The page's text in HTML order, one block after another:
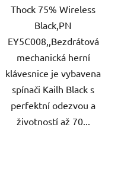
Thock 75% Wireless
Black,PN
EY5C008,,Bezdrátová
mechanická herní
klávesnice je vybavena
spínači Kailh Black s
perfektní odezvou a
životností až 70...